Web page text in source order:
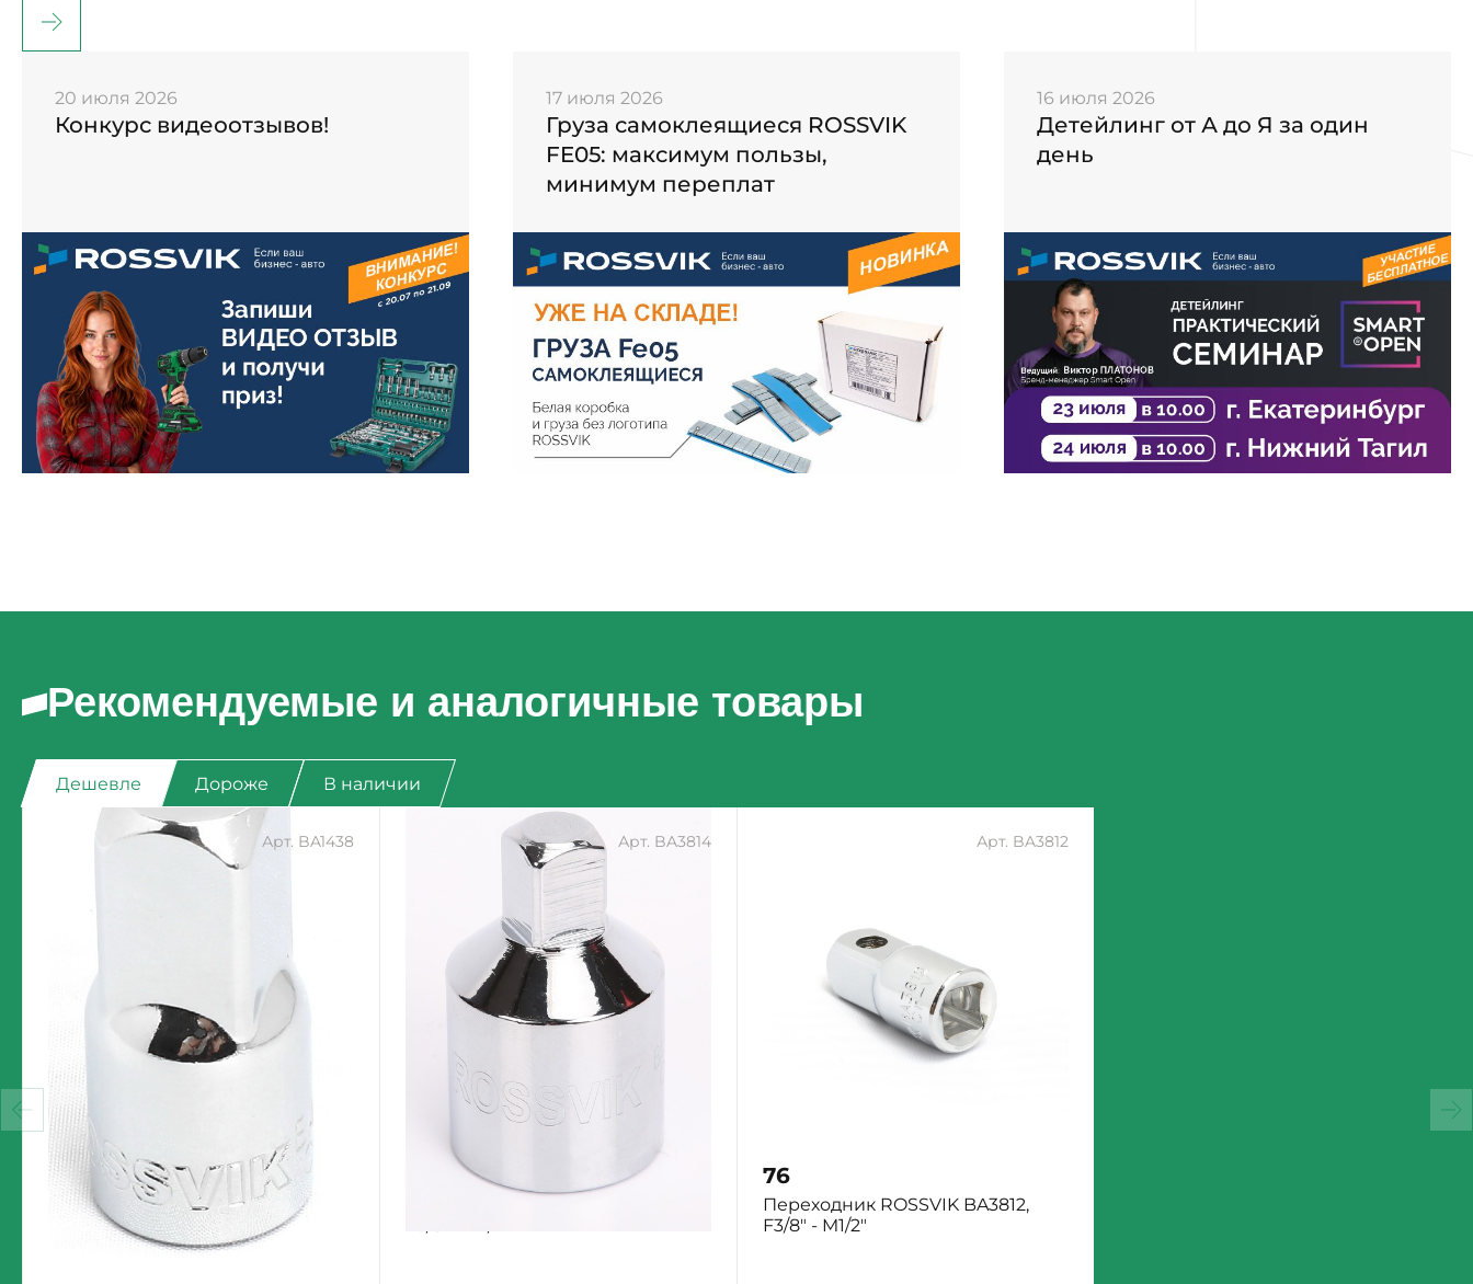
20 июля 2026
Конкурс видеоотзывов!
17 июля 2026
Груза самоклеящиеся ROSSVIK
FE05: максимум пользы,
минимум переплат
16 июля 2026
Детейлинг от А до Я за один
день
Рекомендуемые и аналогичные товары
Дешевле Дороже В наличии
Арт. BA1438
51
Переходник ROSSVIK BA1438,
F1/4" - M3/8"
Арт. BA3814 Арт. BA3812
76
Переходник ROSSVIK BA3812,
F3/8" - M1/2"